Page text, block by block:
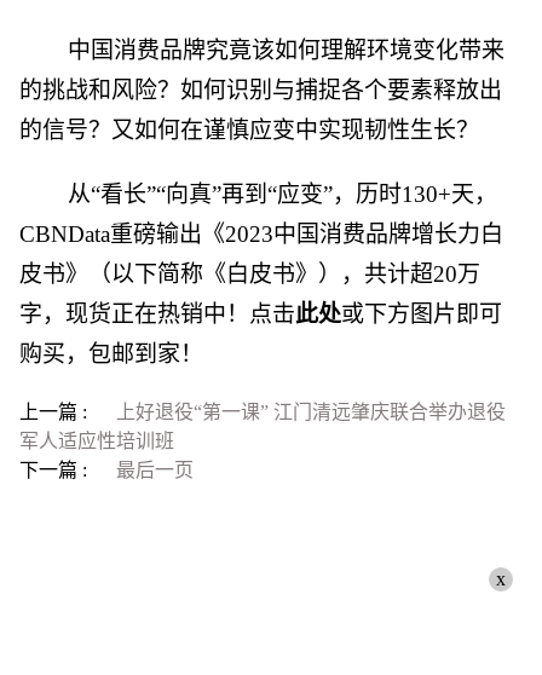
中国消费品牌究竟该如何理解环境变化带来
的挑战和风险？如何识别与捕捉各个要素释放出
的信号？又如何在谨慎应变中实现韧性生长？
从“看长”“向真”再到“应变”，历时130+天，
CBNData重磅输出《2023中国消费品牌增长力白
皮书》（以下简称《白皮书》），共计超20万
字，现货正在热销中！点击此处或下方图片即可
购买，包邮到家！
上一篇 :
上好退役“第一课” 江门清远肇庆联合举办退役
军人适应性培训班
下一篇 :
最后一页
x